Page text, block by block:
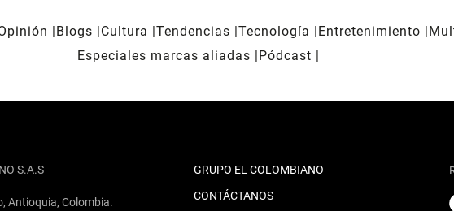
Blogs Cultura Tendencias Tecnología Entretenimiento
Especiales marcas aliadas
Pódcast
S.A.S
Antioquia, Colombia.
GRUPO EL COLOMBIANO
CONTÁCTANOS